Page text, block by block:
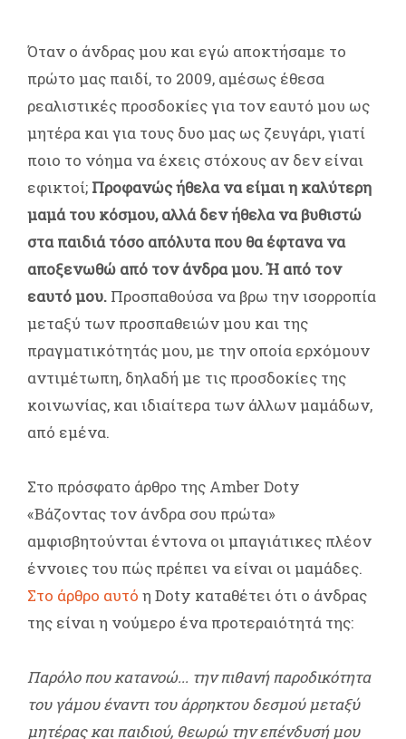
Όταν ο άνδρας μου και εγώ αποκτήσαμε το
πρώτο μας παιδί, το 2009, αμέσως έθεσα
ρεαλιστικές προσδοκίες για τον εαυτό μου ως
μητέρα και για τους δυο μας ως ζευγάρι, γιατί
ποιο το νόημα να έχεις στόχους αν δεν είναι
εφικτοί; Προφανώς ήθελα να είμαι η καλύτερη
μαμά του κόσμου, αλλά δεν ήθελα να βυθιστώ
στα παιδιά τόσο απόλυτα που θα έφτανα να
αποξενωθώ από τον άνδρα μου.Ή από τον
εαυτό μου. Προσπαθούσα να βρω την ισορροπία
μεταξύ των προσπαθειών μου και της
πραγματικότητάς μου, με την οποία ερχόμουν
αντιμέτωπη, δηλαδή με τις προσδοκίες της
κοινωνίας, και ιδιαίτερα των άλλων μαμάδων,
από εμένα.
Στο πρόσφατο άρθρο της Amber Doty
«Βάζοντας τον άνδρα σου πρώτα»
αμφισβητούνται έντονα οι μπαγιάτικες πλέον
έννοιες του πώς πρέπει να είναι οι μαμάδες.
Στο άρθρο αυτό η Doty καταθέτει ότι ο άνδρας
της είναι η νούμερο ένα προτεραιότητά της:
Παρόλο που κατανοώ... την πιθανή παροδικότητα
του γάμου έναντι του άρρηκτου δεσμού μεταξύ
μητέρας και παιδιού, θεωρώ την επένδυσή μου